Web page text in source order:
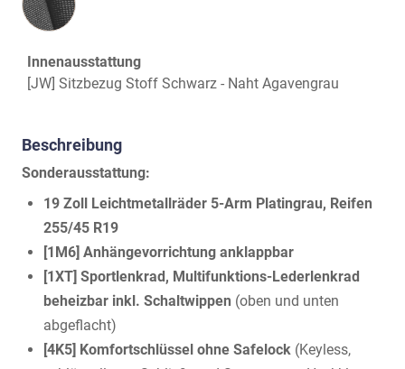
Innenausstattung
[JW] Sitzbezug Stoff Schwarz - Naht Agavengrau
Beschreibung
Sonderausstattung:
19 Zoll Leichtmetallräder 5-Arm Platingrau, Reifen
255/45 R19
[1M6] Anhängevorrichtung anklappbar
[1XT] Sportlenkrad, Multifunktions-Lederlenkrad
beheizbar inkl. Schaltwippen (oben und unten
abgeflacht)
[4K5] Komfortschlüssel ohne Safelock (Keyless,